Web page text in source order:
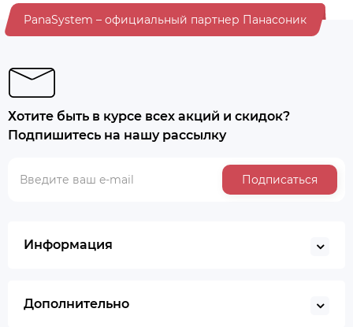
PanaSystem – официальный партнер Панасоник
Хотите быть в курсе всех акций и скидок?
Подпишитесь на нашу рассылку
Подписаться
Информация
Дополнительно